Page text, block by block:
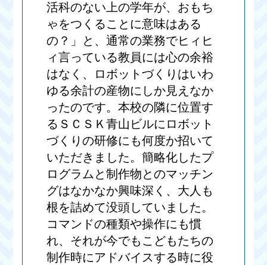
活科のない上の学年が、おもち
ゃをつくることに意味はある
の？」と、通常の業務でヒィヒ
ィ言っている教員には心の余裕
はなく、ロボットづくりはいわ
ゆる余計の産物にしか見えなか
ったのです。本校の隣に位置す
るＳＣＳＫ青山ビルにロボット
づくりの研修にも何度か招いて
いただきました。簡略化したプ
ログラムと制作物とのマッチン
グはなかなか興味深く、大人も
根を詰めて没頭していました。
コマンドの種類や操作にも慣
れ、それが今でもこどもたちの
制作時にアドバイスする時に役